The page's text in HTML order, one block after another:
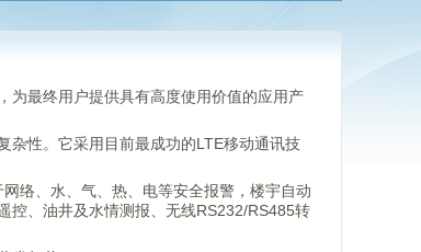
为最终用户提供具有高度使用价值的应用产
杂性。它采用目前最成功的LTE移动通讯技
络、水、气、热、电等安全报警，楼宇自动
控、油井及水情测报、无线RS232/RS485转